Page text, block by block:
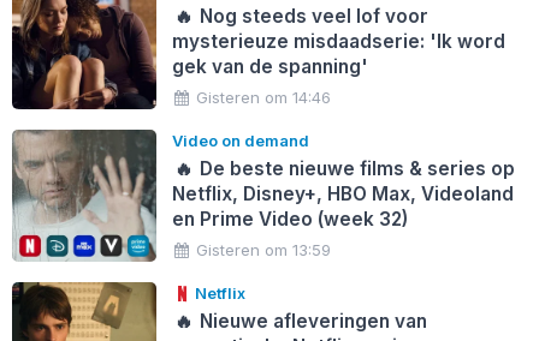
🔥 Nog steeds veel lof voor
mysterieuze misdaadserie: 'Ik word
gek van de spanning'
Gisteren om 14:46
Video on demand
🔥 De beste nieuwe films & series op
Netflix, Disney+, HBO Max, Videoland
en Prime Video (week 32)
Gisteren om 13:59
Netflix
🔥 Nieuwe afleveringen van